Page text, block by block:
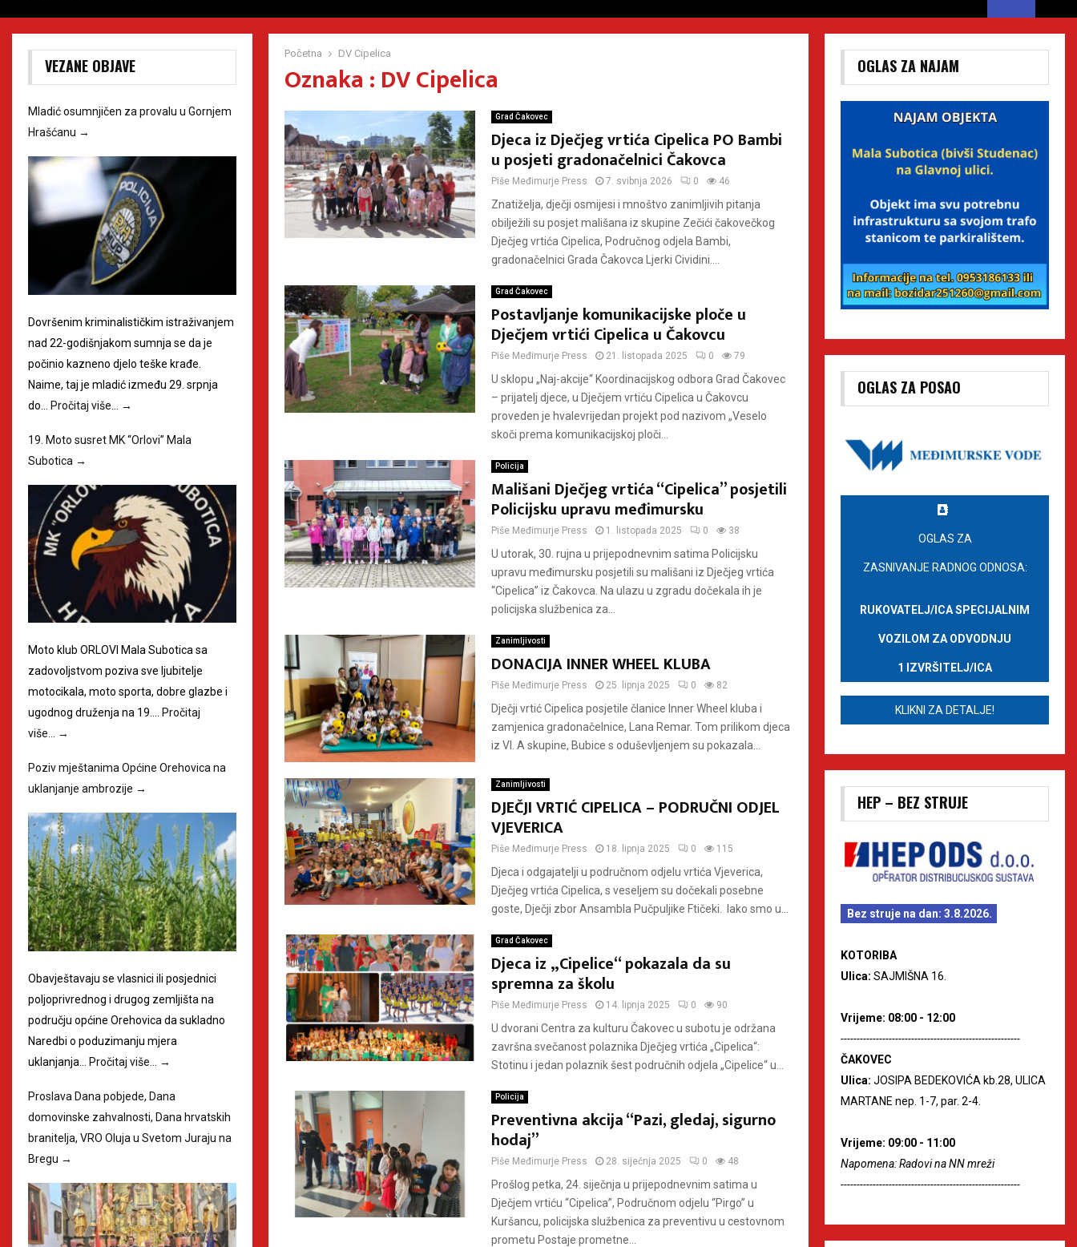
Početna DV Cipelica
Oznaka : DV Cipelica
Grad Čakovec
Djeca iz Dječjeg vrtića Cipelica PO Bambi
u posjeti gradonačelnici Čakovca
Piše Međimurje Press 7. svibnja 2026 0 46
Znatiželja, dječji osmijesi i mnoštvo zanimljivih pitanja
obilježili su posjet mališana iz skupine Zečići čakovečkog
Dječjeg vrtića Cipelica, Područnog odjela Bambi,
gradonačelnici Grada Čakovca Ljerki Cividini....
Grad Čakovec
Postavljanje komunikacijske ploče u
Dječjem vrtići Cipelica u Čakovcu
Piše Međimurje Press 21. listopada 2025 0 79
U sklopu „Naj-akcije“ Koordinacijskog odbora Grad Čakovec
– prijatelj djece, u Dječjem vrtiću Cipelica u Čakovcu
proveden je hvalevrijedan projekt pod nazivom „Veselo
skoči prema komunikacijskoj ploči...
Policija
Mališani Dječjeg vrtića “Cipelica” posjetili
Policijsku upravu međimursku
Piše Međimurje Press 1. listopada 2025 0 38
U utorak, 30. rujna u prijepodnevnim satima Policijsku
upravu međimursku posjetili su mališani iz Dječjeg vrtića
“Cipelica” iz Čakovca. Na ulazu u zgradu dočekala ih je
policijska službenica za...
Zanimljivosti
DONACIJA INNER WHEEL KLUBA
Piše Međimurje Press 25. lipnja 2025 0 82
Dječji vrtić Cipelica posjetile članice Inner Wheel kluba i
zamjenica gradonačelnice, Lana Remar. Tom prilikom djeca
iz VI. A skupine, Bubice s oduševljenjem su pokazala...
Zanimljivosti
DJEČJI VRTIĆ CIPELICA – PODRUČNI ODJEL
VJEVERICA
Piše Međimurje Press 18. lipnja 2025 0 115
Djeca i odgajatelji u područnom odjelu vrtića Vjeverica,
Dječjeg vrtića Cipelica, s veseljem su dočekali posebne
goste, Dječji zbor Ansambla Pučpuljike Ftičeki. Iako smo u...
Grad Čakovec
Djeca iz „Cipelice“ pokazala da su
spremna za školu
Piše Međimurje Press 14. lipnja 2025 0 90
U dvorani Centra za kulturu Čakovec u subotu je održana
završna svečanost polaznika Dječjeg vrtića „Cipelica“:
Stotinu i jedan polaznik šest područnih odjela „Cipelice“ u...
Policija
Preventivna akcija “Pazi, gledaj, sigurno
hodaj”
Piše Međimurje Press 28. siječnja 2025 0 48
Prošlog petka, 24. siječnja u prijepodnevnim satima u
Dječjem vrtiću “Cipelica”, Područnom odjelu “Pirgo” u
Kuršancu, policijska službenica za preventivu u cestovnom
prometu Postaje prometne...
VEZANE OBJAVE
Mladić osumnjičen za provalu u Gornjem
Hrašćanu →
Dovršenim kriminalističkim istraživanjem
nad 22-godišnjakom sumnja se da je
počinio kazneno djelo teške krađe.
Naime, taj je mladić između 29. srpnja
do…
Pročitaj više… →
19. Moto susret MK “Orlovi” Mala
Subotica →
Moto klub ORLOVI Mala Subotica sa
zadovoljstvom poziva sve ljubitelje
motocikala, moto sporta, dobre glazbe i
ugodnog druženja na 19.… Pročitaj
više… →
Poziv mještanima Općine Orehovica na
uklanjanje ambrozije →
Obavještavaju se vlasnici ili posjednici
poljoprivrednog i drugog zemljišta na
području općine Orehovica da sukladno
Naredbi o poduzimanju mjera
uklanjanja…
Pročitaj više… →
Proslava Dana pobjede, Dana
domovinske zahvalnosti, Dana hrvatskih
branitelja, VRO Oluja u Svetom Juraju na
Bregu →
OGLAS ZA NAJAM
OGLAS ZA POSAO
OGLAS ZA
ZASNIVANJE RADNOG ODNOSA:
RUKOVATELJ/ICA SPECIJALNIM
VOZILOM ZA ODVODNJU
1 IZVRŠITELJ/ICA
KLIKNI ZA DETALJE!
HEP – BEZ STRUJE
Bez struje na dan: 3.8.2026.
KOTORIBA
Ulica: SAJMIŠNA 16.
Vrijeme: 08:00 - 12:00
--------------------------------------------------------
ČAKOVEC
Ulica: JOSIPA BEDEKOVIĆA kb.28, ULICA
MARTANE nep. 1-7, par. 2-4.
Vrijeme: 09:00 - 11:00
Napomena: Radovi na NN mreži
--------------------------------------------------------